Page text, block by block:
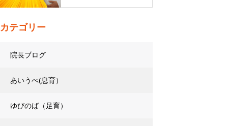
カテゴリー
院長ブログ
あいうべ(息育）
ゆびのば（足育）